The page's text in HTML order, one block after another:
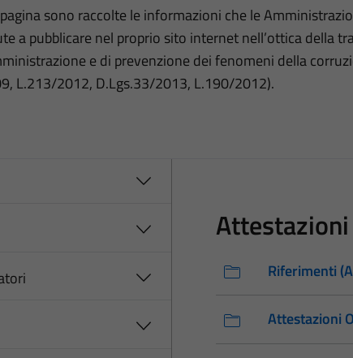
sono raccolte le informazioni che le
a pubblicare nel proprio sito internet nell’ottica della
e di prevenzione dei fenomeni della
L.213/2012, D.Lgs.33/2013, L.190/2012).
Riferimenti
Attestazioni